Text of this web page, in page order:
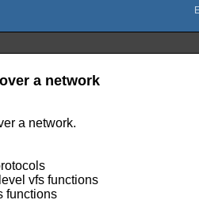
a network
a network.
vfs functions
functions